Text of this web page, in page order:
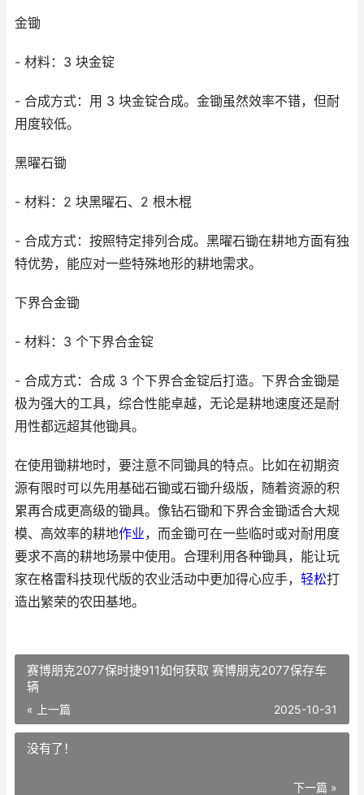
金锄
- 材料：3 块金锭
- 合成方式：用 3 块金锭合成。金锄虽然效率不错，但耐
用度较低。
黑曜石锄
- 材料：2 块黑曜石、2 根木棍
- 合成方式：按照特定排列合成。黑曜石锄在耕地方面有独
特优势，能应对一些特殊地形的耕地需求。
下界合金锄
- 材料：3 个下界合金锭
- 合成方式：合成 3 个下界合金锭后打造。下界合金锄是
极为强大的工具，综合性能卓越，无论是耕地速度还是耐
用性都远超其他锄具。
在使用锄耕地时，要注意不同锄具的特点。比如在初期资
源有限时可以先用基础石锄或石锄升级版，随着资源的积
累再合成更高级的锄具。像钻石锄和下界合金锄适合大规
模、高效率的耕地作业，而金锄可在一些临时或对耐用度
要求不高的耕地场景中使用。合理利用各种锄具，能让玩
家在格雷科技现代版的农业活动中更加得心应手， 轻松打
造出繁荣的农田基地。
赛博朋克2077保时捷911如何获取 赛博朋克2077保存车
辆
« 上一篇 2025-10-31
没有了！
下一篇 »